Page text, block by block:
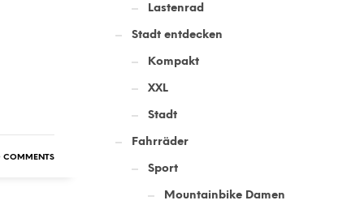
COMMENTS
Lastenrad
Stadt entdecken
Kompakt
XXL
Stadt
Fahrräder
Sport
Mountainbike Damen